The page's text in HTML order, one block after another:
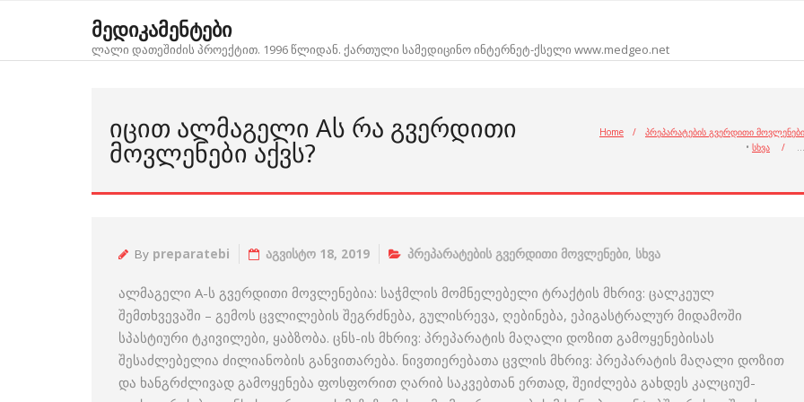
მედიკამენტები
ლალი დათეშიძის პროექტით. 1996 წლიდან. ქართული სამედიცინო ინტერნეტ-ქსელი www.medgeo.net
ᲘᲪᲘᲗ ᲐᲚᲛᲐᲒᲔᲚᲘ AᲡ ᲠᲐ ᲒᲕᲔᲠᲓᲘᲗᲘ
ᲛᲝᲕᲚᲔᲜᲔᲑᲘ ᲐᲥᲕᲡ?
Home /
პრეპარატების გვერდითი მოვლენები
• სხვა / …
By preparatebi აგვისტო 18, 2019 პრეპარატების გვერდითი მოვლენები, სხვა
ალმაგელი A-ს გვერდითი მოვლენებია: საჭმლის მომნელებელი ტრაქტის მხრივ: ცალკეულ
შემთხვევაში – გემოს ცვლილების შეგრძნება, გულისრევა, ღებინება, ეპიგასტრალურ მიდამოში
სპასტიური ტკივილები, ყაბზობა. ცნს-ის მხრივ: პრეპარატის მაღალი დოზით გამოყენებისას
შესაძლებელია ძილიანობის განვითარება. ნივთიერებათა ცვლის მხრივ: პრეპარატის მაღალი დოზით
და ხანგრძლივად გამოყენება ფოსფორით ღარიბ საკვებთან ერთად, შეიძლება გახდეს კალციუმ-